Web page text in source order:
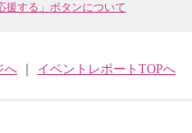
援する」ボタンについて
へ イベントレポートTOPへ